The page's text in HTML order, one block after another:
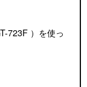
723F ）を使っ